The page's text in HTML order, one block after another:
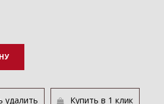
удалить Купить в 1 клик